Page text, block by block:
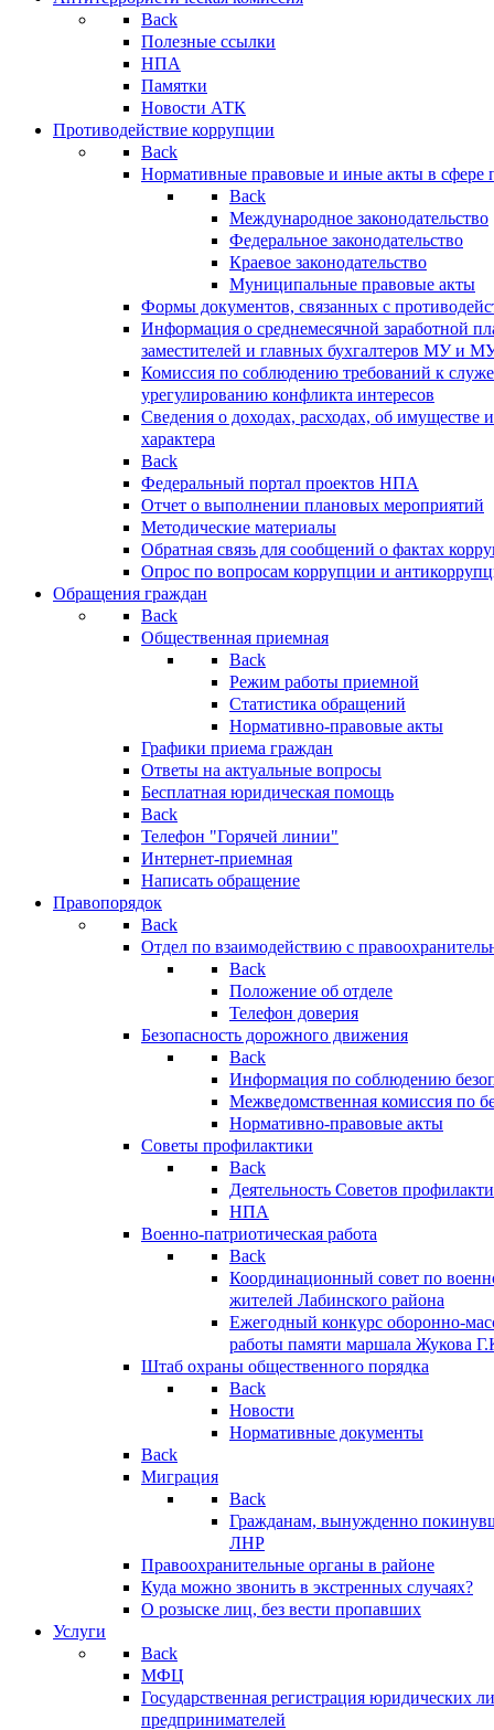
Back
Полезные ссылки
НПА
Памятки
Новости АТК
Противодействие коррупции
Back
Нормативные правовые и иные акты в сфере
Back
Международное законодательство
Федеральное законодательство
Краевое законодательство
Муниципальные правовые акты
Формы документов, связанных с
Информация о среднемесячной заработной
заместителей и главных бухгалтеров МУ и
Комиссия по соблюдению требований к
урегулированию конфликта интересов
Сведения о доходах, расходах, об имуществе
характера
Back
Федеральный портал проектов НПА
Отчет о выполнении плановых мероприятий
Методические материалы
Обратная связь для сообщений о фактах
Опрос по вопросам коррупции и
Обращения граждан
Back
Общественная приемная
Back
Режим работы приемной
Статистика обращений
Нормативно-правовые акты
Графики приема граждан
Ответы на актуальные вопросы
Бесплатная юридическая помощь
Back
Телефон "Горячей линии"
Интернет-приемная
Написать обращение
Правопорядок
Back
Отдел по взаимодействию с
Back
Положение об отделе
Телефон доверия
Безопасность дорожного движения
Back
Информация по соблюдению
Межведомственная комиссия по
Нормативно-правовые акты
Советы профилактики
Back
Деятельность Советов
НПА
Военно-патриотическая работа
Back
Координационный совет по
жителей Лабинского района
Ежегодный конкурс оборонно-
работы памяти маршала Жукова
Штаб охраны общественного порядка
Back
Новости
Нормативные документы
Back
Миграция
Back
Гражданам, вынужденно
ЛНР
Правоохранительные органы в районе
Куда можно звонить в экстренных случаях?
О розыске лиц, без вести пропавших
Услуги
Back
МФЦ
Государственная регистрация юридических
предпринимателей